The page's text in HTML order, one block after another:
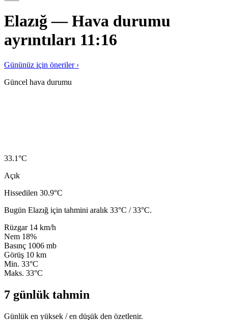
Elazığ — Hava durumu
ayrıntıları 11:16
Gününüz için öneriler ›
Güncel hava durumu
33.1°C
Açık
Hissedilen 30.9°C
Bugün Elazığ için tahmini aralık 33°C / 33°C.
Rüzgar 14 km/h
Nem 18%
Basınç 1006 mb
Görüş 10 km
Min. 33°C
Maks. 33°C
7 günlük tahmin
Günlük en yüksek / en düşük den özetlenir.